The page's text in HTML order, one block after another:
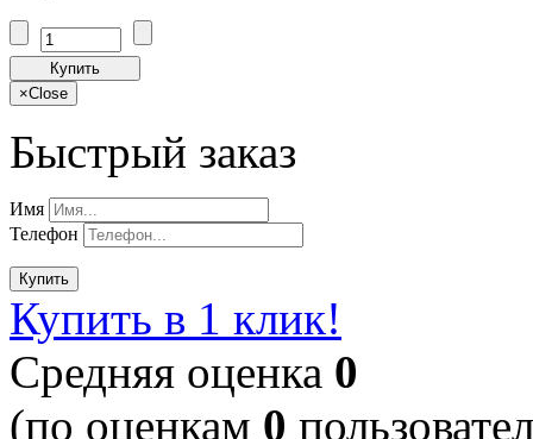
Купить
×Close
Быстрый заказ
Имя
Телефон
Купить
Купить в 1 клик!
Cредняя оценка 0
(по оценкам 0